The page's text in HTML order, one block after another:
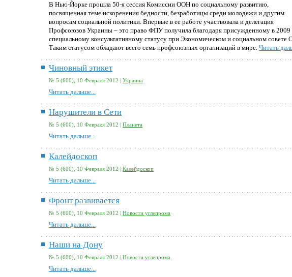
В Нью-Йорке прошла 50-я сессия Комиссии ООН по социальному развитию,
посвященная теме искоренения бедности, безработицы среди молодежи и другим
вопросам социальной политики. Впервые в ее работе участвовала и делегация
Профсоюзов Украины – это право ФПУ получила благодаря присужденному в 2009
специальному консультативному статусу при Экономическом и социальном совете
Таким статусом обладают всего семь профсоюзных организаций в мире.Читать
Чиновный этикет
№ 5 (600), 10 Февраля 2012 |Украина
Читать дальше...
Нарушители в Сети
№ 5 (600), 10 Февраля 2012 |Планета
Читать дальше...
Калейдоскоп
№ 5 (600), 10 Февраля 2012 |Калейдоскоп
Читать дальше...
Фронт развивается
№ 5 (600), 10 Февраля 2012 |Новости углепрома
Читать дальше...
Наши на Дону
№ 5 (600), 10 Февраля 2012 |Новости углепрома
Читать дальше...